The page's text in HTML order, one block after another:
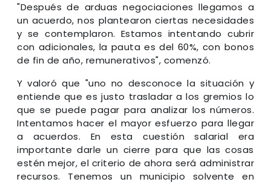
"Después de arduas negociaciones llegamos a
un acuerdo, nos plantearon ciertas necesidades
y se contemplaron. Estamos intentando cubrir
con adicionales, la pauta es del 60%, con bonos
de fin de año, remunerativos", comenzó.
Y valoró que "uno no desconoce la situación y
entiende que es justo trasladar a los gremios lo
que se puede pagar para analizar los números.
Intentamos hacer el mayor esfuerzo para llegar
a acuerdos. En esta cuestión salarial era
importante darle un cierre para que las cosas
estén mejor, el criterio de ahora será administrar
recursos. Tenemos un municipio solvente en